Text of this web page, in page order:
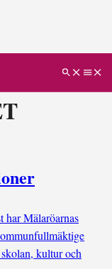
har Mälaröarnas
kultur och